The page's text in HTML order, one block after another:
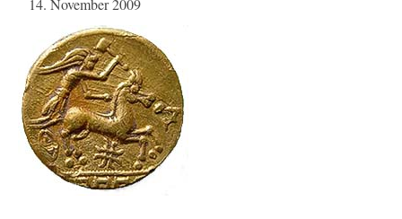
14. November 2009